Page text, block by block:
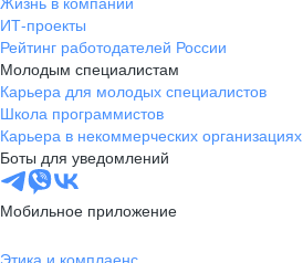
ИТ-проекты
Рейтинг работодателей России
Молодым специалистам
Карьера для молодых специалистов
Школа программистов
Карьера в некоммерческих организациях
Боты для уведомлений
Мобильное приложение